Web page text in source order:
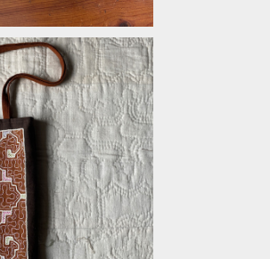
繍ミニバッグ パステ
らかい縦長バッグ
¥8,000